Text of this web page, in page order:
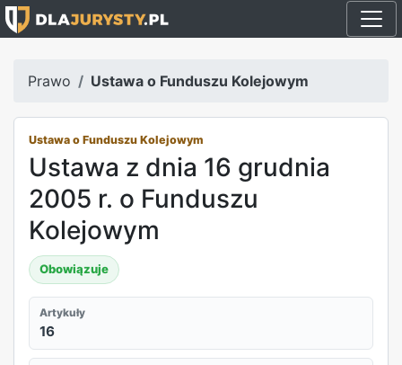
Prawo Ustawa o Funduszu Kolejowym
Ustawa o Funduszu Kolejowym
Ustawa z dnia 16 grudnia
2005 r. o Funduszu
Kolejowym
Obowiązuje
Artykuły
16